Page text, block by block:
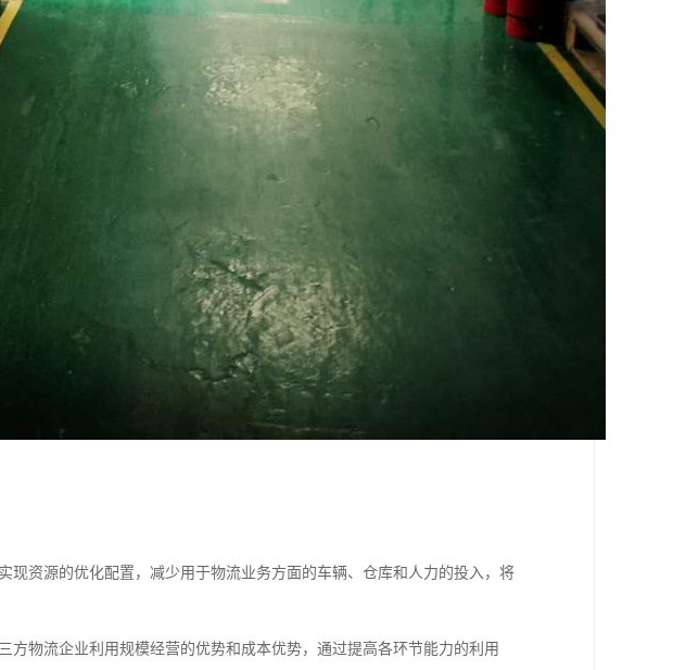
现资源的优化配置，减少用于物流业务方面的车辆、仓库和人力的投入，将
方物流企业利用规模经营的优势和成本优势，通过提高各环节能力的利用